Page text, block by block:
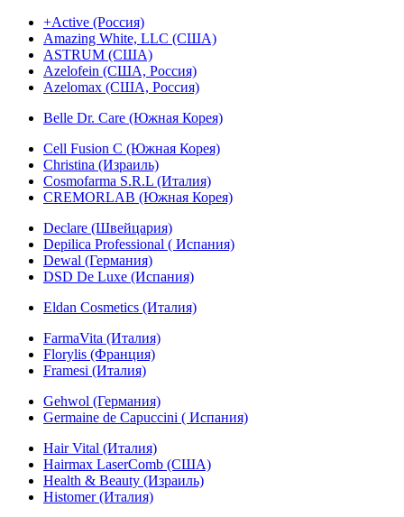
+Active (Россия)
Amazing White, LLC (США)
ASTRUM (США)
Azelofein (США, Россия)
Azelomax (США, Россия)
Belle Dr. Care (Южная Корея)
Cell Fusion C (Южная Корея)
Christina (Израиль)
Cosmofarma S.R.L (Италия)
CREMORLAB (Южная Корея)
Declare (Швейцария)
Depilica Professional ( Испания)
Dewal (Германия)
DSD De Luxe (Испания)
Eldan Cosmetics (Италия)
FarmaVita (Италия)
Florylis (Франция)
Framesi (Италия)
Gehwol (Германия)
Germaine de Capuccini ( Испания)
Hair Vital (Италия)
Hairmax LaserComb (США)
Health & Beauty (Израиль)
Histomer (Италия)